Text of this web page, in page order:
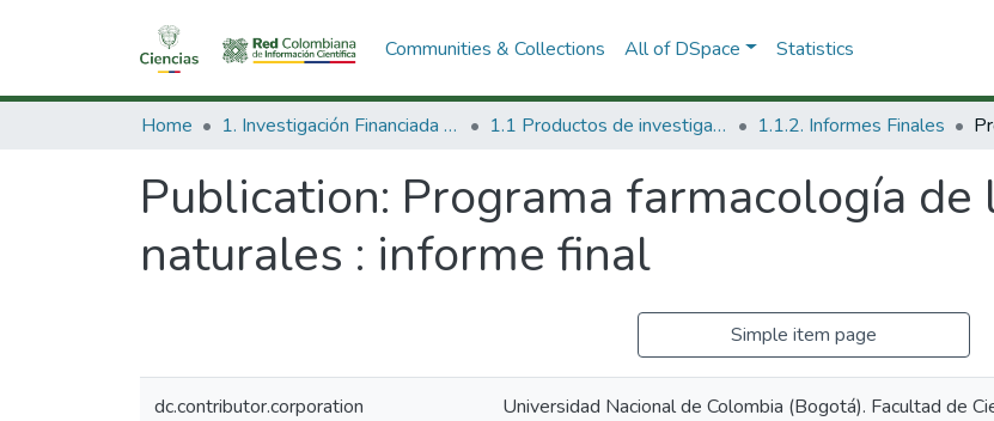
Communities & Collections All of DSpace Statistics
Home 1. Investigación Financiada con Recursos Públicos 1.1 Productos de investigación 1.1.2. Informes Finales
Publication: Programa farmacología de
naturales : informe final
Simple item page
dc.contributor.corporation Universidad Nacional de Colombia (Bogotá). Facultad de